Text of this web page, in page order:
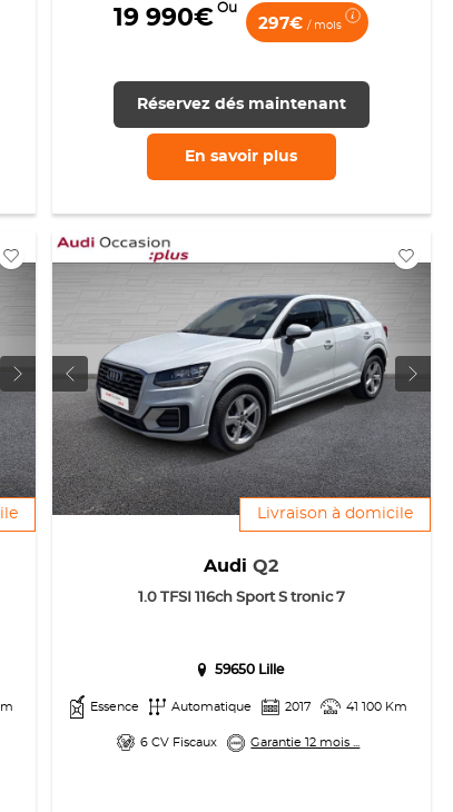
19 990€ Ou
297€ / mois
Réservez dés maintenant
En savoir plus
Livraison à domicile
AudiQ2
1.0 TFSI 116ch Sport S tronic 7
59650 Lille
Essence Automatique 2017 41 100 Km
6 CV Fiscaux Garantie 12 mois ...